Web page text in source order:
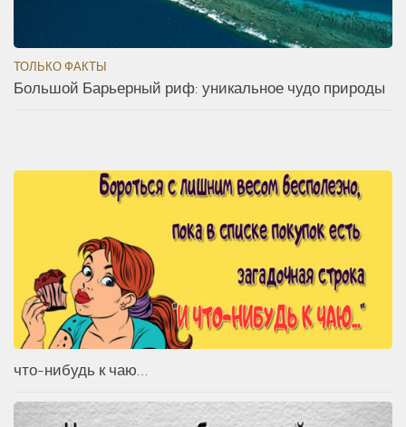
ТОЛЬКО ФАКТЫ
Большой Барьерный риф: уникальное чудо природы
что-нибудь к чаю…